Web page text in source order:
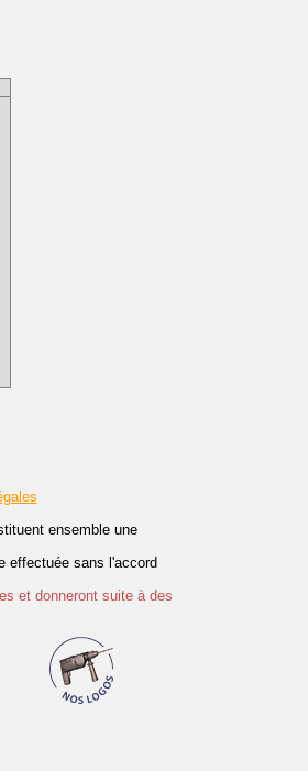
ensemble une
effectuée sans l'accord
et donneront suite à des